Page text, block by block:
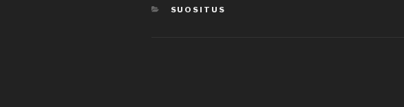
CATEGORIES
SUOSITUS